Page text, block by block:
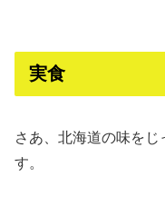
実食
さあ、北海道の味をじ
す。